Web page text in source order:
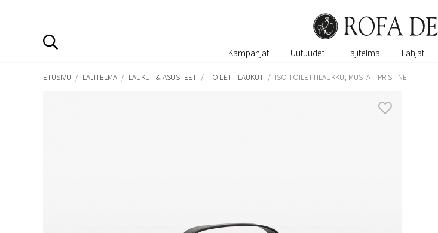
Kampanjat Uutuudet Lajitelma Lahjat
ETUSIVU / LAJITELMA / LAUKUT & ASUSTEET / TOILETTILAUKUT / ISO TOILETTILAUKKU, MUSTA – PRISTINE